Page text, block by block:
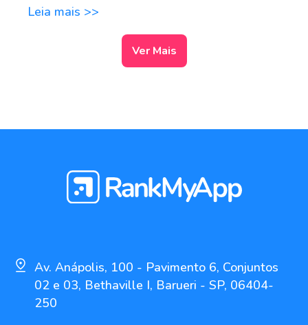
Leia mais >>
Ver Mais
Av. Anápolis, 100 - Pavimento 6, Conjuntos
02 e 03, Bethaville I, Barueri - SP, 06404-
250